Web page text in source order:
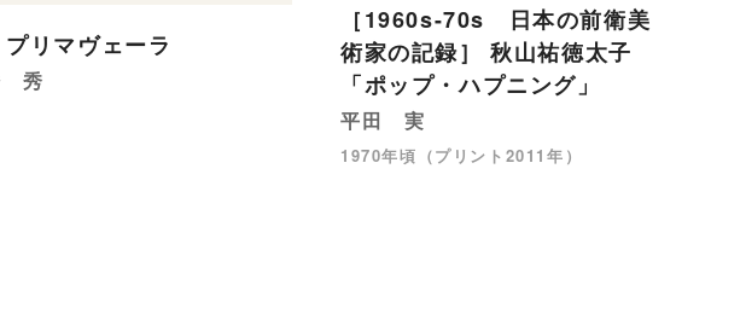
プリマヴェーラ
秀
［1960s-70s 日本の前衛美
術家の記録］ 秋山祐徳太子
「ポップ・ハプニング」
平田 実
1970年頃（プリント2011年）